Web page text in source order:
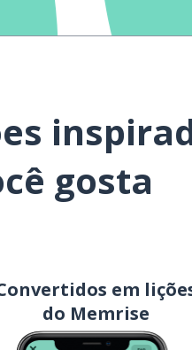
amar
água (não quente)
junto
então; assim
gosta
em
do Memrise